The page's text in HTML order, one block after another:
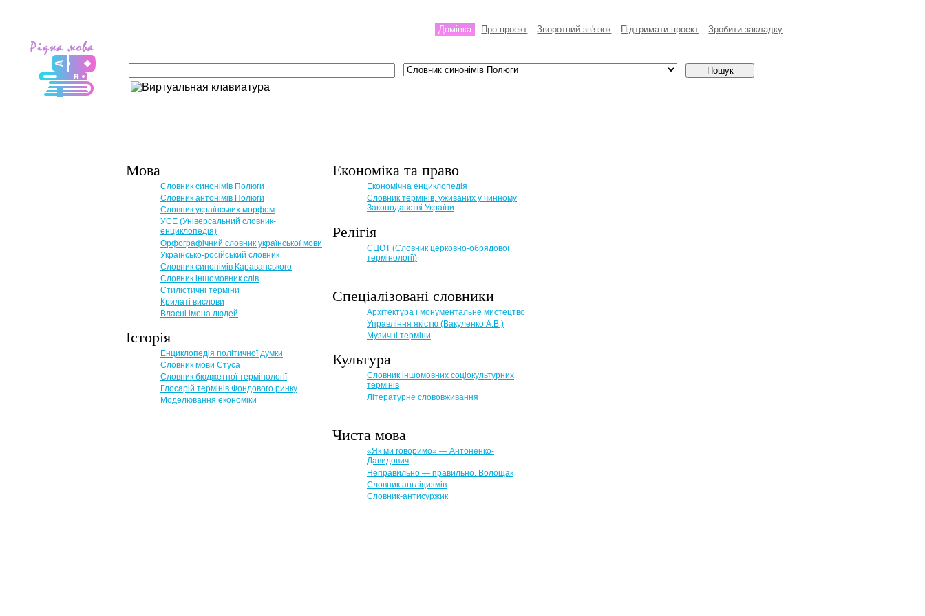
Домівка Про проект Зворотний зв'язок Пiдтримати проект Зробити закладку
Мова
Словник синонімів Полюги
Словник антонімів Полюги
Словник українських морфем
УСЕ (Універсальний словник-
енциклопедія)
Орфографічний словник української мови
Українсько-російський словник
Словник синонімів Караванського
Словник іншомовник слів
Стилістичні терміни
Крилаті вислови
Власні імена людей
Історія
Енциклопедія політичної думки
Словник мови Стуса
Словник бюджетної термінології
Глосарій термінів Фондового ринку
Моделювання економіки
Економіка та право
Eкономічна енциклопедія
Словник термінів, уживаних у чинному
Законодавстві України
Релігія
СЦОТ (Словник церковно-обрядової
термінології)
Спеціалізовані словники
Архітектура і монументальне мистецтво
Управління якістю (Вакуленко А.В.)
Музичні терміни
Культура
Словник іншомовних соціокультурних
термінів
Літературне слововживання
Чиста мова
«Як ми говоримо» — Антоненко-
Давидович
Неправильно — правильно. Волощак
Словник англіцизмів
Словник-антисуржик